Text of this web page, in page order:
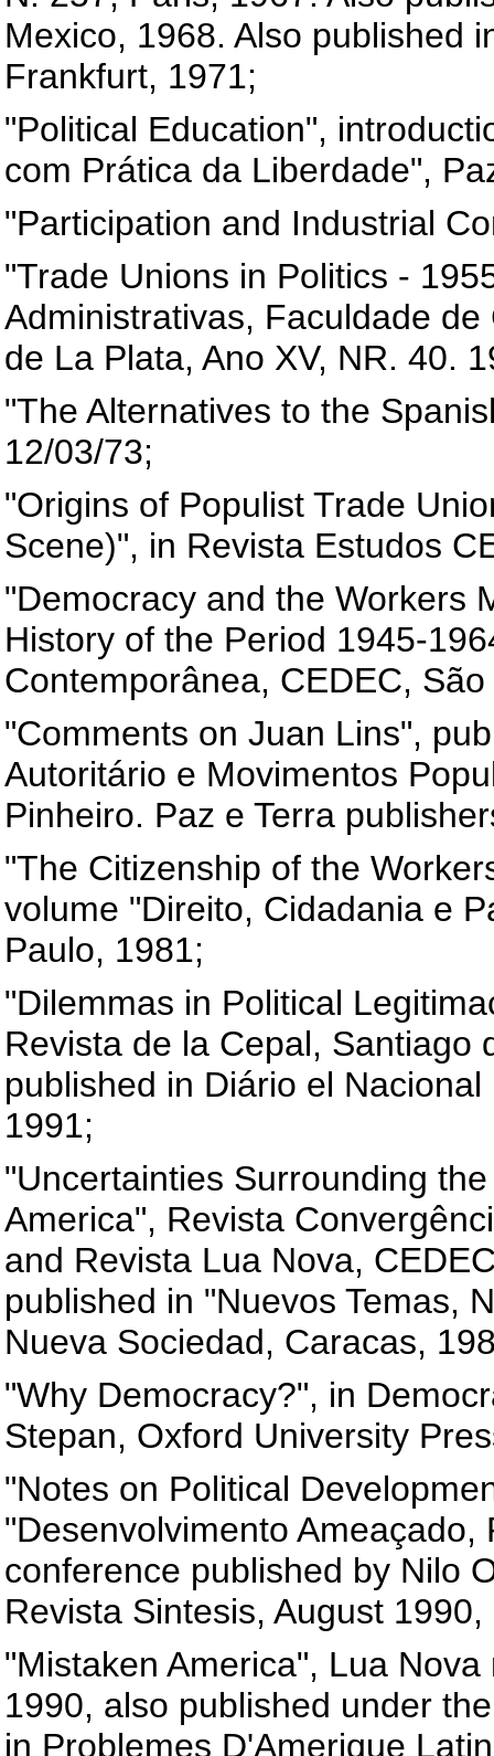
Mexico, 1968. Also published
Frankfurt, 1971;
"Political Education",
com Prática da Liberdade",
"Participation and Industrial
"Trade Unions in Politics -
Administrativas, Faculdade
de La Plata, Ano XV, NR. 40.
"The Alternatives to the
12/03/73;
"Origins of Populist Trade
Scene)", in Revista Estudos
"Democracy and the Workers
History of the Period 1945-
Contemporânea, CEDEC,
"Comments on Juan Lins",
Autoritário e Movimentos
Pinheiro. Paz e Terra
"The Citizenship of the
volume "Direito, Cidadania e
Paulo, 1981;
"Dilemmas in Political
Revista de la Cepal, Santiago
published in Diário el
1991;
"Uncertainties Surrounding
America", Revista
and Revista Lua Nova,
published in "Nuevos Temas,
Nueva Sociedad, Caracas,
"Why Democracy?", in
Stepan, Oxford University
"Notes on Political
"Desenvolvimento
conference published by Nilo
Revista Sintesis, August
"Mistaken America", Lua
1990, also published under
in Problemes D'Amerique